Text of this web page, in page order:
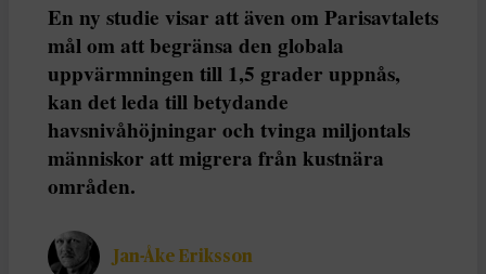
En ny studie visar att även om Parisavtalets
mål om att begränsa den globala
uppvärmningen till 1,5 grader uppnås,
kan det leda till betydande
havsnivåhöjningar och tvinga miljontals
människor att migrera från kustnära
områden.
Jan-Åke Eriksson